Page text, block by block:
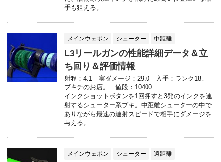
手も狙える。
メインウェポン シューター 中距離
L3リールガンの性能詳細データ＆立
ち回り＆評価情報
射程：4.1 実ダメージ：29.0 入手：ランク18。
ブキチのお店。 値段：10400
インクショットボタンを1回押すと3発のインクを連
射するシューター系ブキ。中距離シューターの中で
ありながら最速の連射スピードで相手にダメージを
与える。
メインウェポン シューター 遠距離